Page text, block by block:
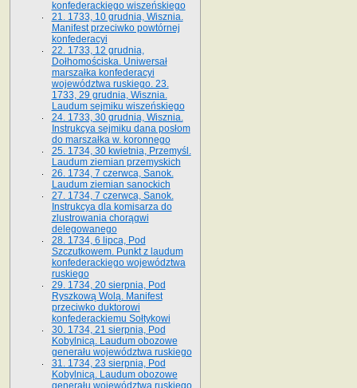
konfederackiego wiszeńskiego
21. 1733, 10 grudnia, Wisznia.
Manifest przeciwko powtórnej
konfederacyi
22. 1733, 12 grudnia,
Dołhomościska. Uniwersał
marszałka konfederacyi
województwa ruskiego. 23.
1733, 29 grudnia, Wisznia.
Laudum sejmiku wiszeńskiego
24. 1733, 30 grudnia, Wisznia.
Instrukcya sejmiku dana posłom
do marszałka w. koronnego
25. 1734, 30 kwietnia, Przemyśl.
Laudum ziemian przemyskich
26. 1734, 7 czerwca, Sanok.
Laudum ziemian sanockich
27. 1734, 7 czerwca, Sanok.
Instrukcya dla komisarza do
zlustrowania chorągwi
delegowanego
28. 1734, 6 lipca, Pod
Szczutkowem. Punkt z laudum
konfederackiego województwa
ruskiego
29. 1734, 20 sierpnia, Pod
Ryszkową Wolą. Manifest
przeciwko duktorowi
konfederackiemu Sołtykowi
30. 1734, 21 sierpnia, Pod
Kobylnicą. Laudum obozowe
generału województwa ruskiego
31. 1734, 23 sierpnia, Pod
Kobylnicą. Laudum obozowe
generału województwa ruskiego